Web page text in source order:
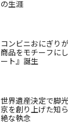
の生涯
コンビニおにぎり
商品をモチーフに
ート』誕生
世界遺産決定で脚
京を創り上げた知
絶な執念